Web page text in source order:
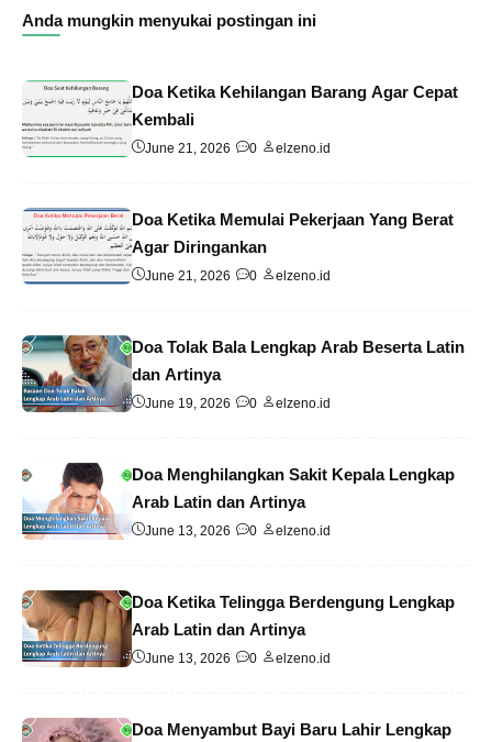
Anda mungkin menyukai postingan ini
Doa Ketika Kehilangan Barang Agar Cepat
Kembali
June 21, 2026 0 elzeno.id
Doa Ketika Memulai Pekerjaan Yang Berat
Agar Diringankan
June 21, 2026 0 elzeno.id
Doa Tolak Bala Lengkap Arab Beserta Latin
dan Artinya
June 19, 2026 0 elzeno.id
Doa Menghilangkan Sakit Kepala Lengkap
Arab Latin dan Artinya
June 13, 2026 0 elzeno.id
Doa Ketika Telingga Berdengung Lengkap
Arab Latin dan Artinya
June 13, 2026 0 elzeno.id
Doa Menyambut Bayi Baru Lahir Lengkap